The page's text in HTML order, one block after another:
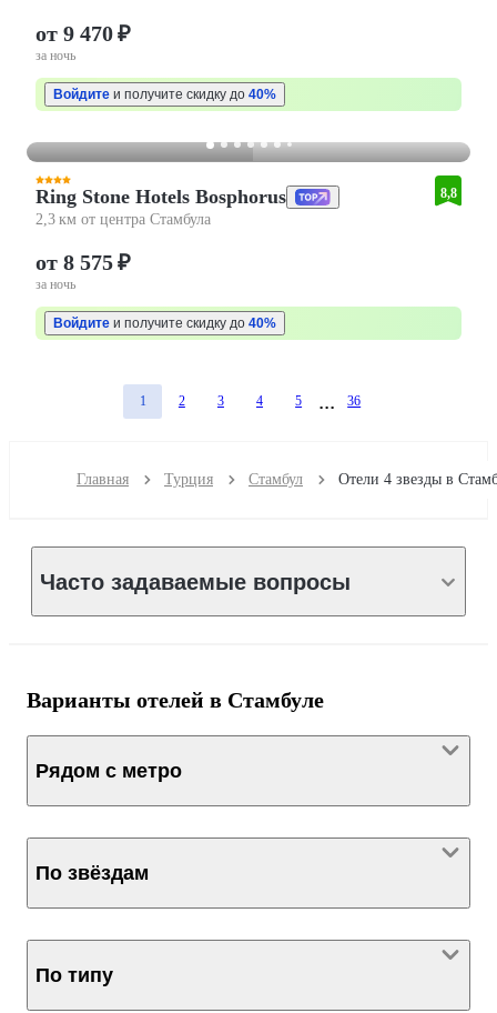
от 9 470 ₽
за ночь
Войдите и получите скидку до 40%
Ring Stone Hotels Bosphorus
2,3 км от центра Стамбула
8,8
от 8 575 ₽
за ночь
Войдите и получите скидку до 40%
1 2 3 4 5 36
Главная Турция Стамбул
Часто задаваемые вопросы
Варианты отелей в Стамбуле
Рядом с метро
По звёздам
По типу